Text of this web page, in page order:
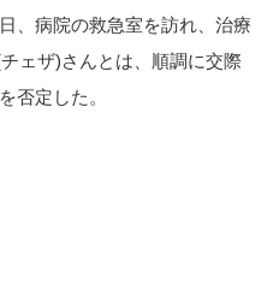
、病院の救急室を訪れ、治療
ェザ)さんとは、順調に交際
否定した。